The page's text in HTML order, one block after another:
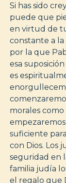
Si has sido
puede que
en virtud de
constante a la
por la que
esa
es
morales
suficiente
con Dios. Los
seguridad en
familia judía
el regalo que